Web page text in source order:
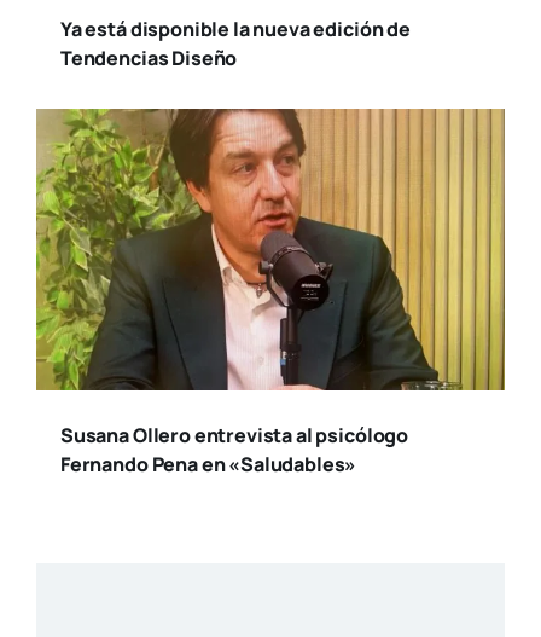
Susana Ollero entrevista al psicólogo
Fernando Pena en «Saludables»